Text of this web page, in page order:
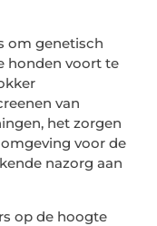
om genetisch
honden voort te
van
het zorgen
voor de
nazorg aan
op de hoogte